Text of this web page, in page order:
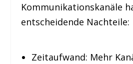
Kommunikationskanäle
entscheidende Nachteile:
Zeitaufwand: Mehr